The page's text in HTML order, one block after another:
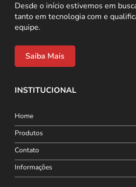
Desde o início estivemos em
tanto em tecnologia com e
equipe.
Saiba Mais
INSTITUCIONAL
Home
Produtos
Contato
Informações